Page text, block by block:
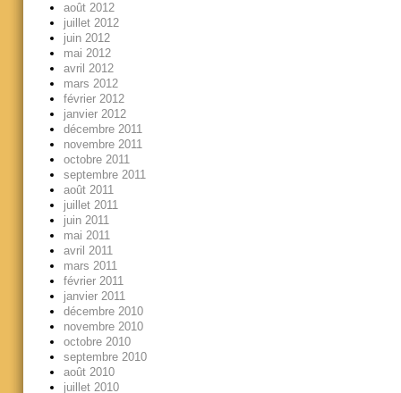
août 2012
juillet 2012
juin 2012
mai 2012
avril 2012
mars 2012
février 2012
janvier 2012
décembre 2011
novembre 2011
octobre 2011
septembre 2011
août 2011
juillet 2011
juin 2011
mai 2011
avril 2011
mars 2011
février 2011
janvier 2011
décembre 2010
novembre 2010
octobre 2010
septembre 2010
août 2010
juillet 2010